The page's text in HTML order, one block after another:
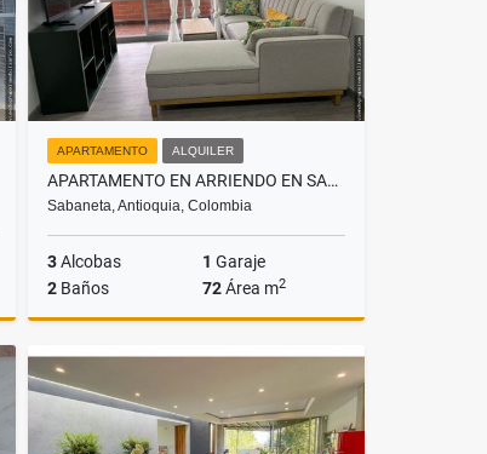
APARTAMENTO ALQUILER
APARTAMENTO EN ARRIENDO EN SABANETA, SECTOR LOMA LINDA
Sabaneta, Antioquia, Colombia
3Alcobas 1 Garaje
2 Baños 72Área m2
Alquiler